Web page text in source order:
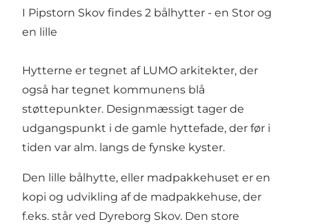
I Pipstorn Skov findes 2 bålhytter - en Stor og
en lille
Hytterne er tegnet af LUMO arkitekter, der
også har tegnet kommunens blå
støttepunkter. Designmæssigt tager de
udgangspunkt i de gamle hyttefade, der før i
tiden var alm. langs de fynske kyster.
Den lille bålhytte, eller madpakkehuset er en
kopi og udvikling af de madpakkehuse, der
f.eks. står ved Dyreborg Skov. Den store